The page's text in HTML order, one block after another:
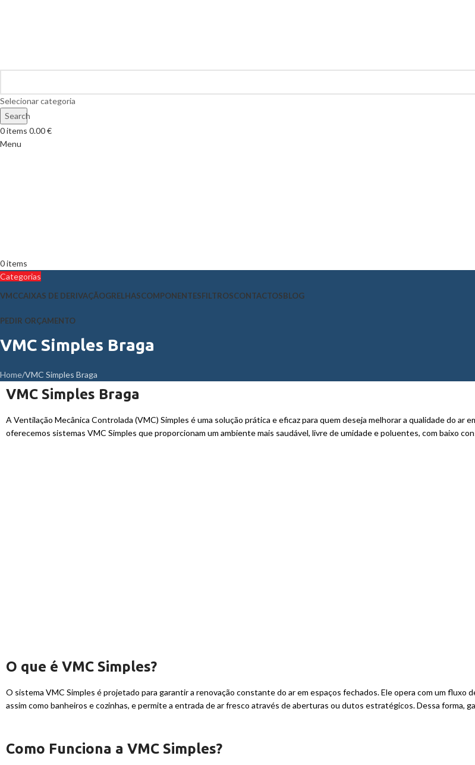
Selecionar categoria
Search
0items 0.00€
Menu
0items
Categorias
VMCCAIXAS DE DERIVAÇÃOGRELHASCOMPONENTESFILTROSCONTACTOSBLOG
PEDIR ORÇAMENTO
VMC Simples Braga
Home VMC Simples Braga
VMC Simples Braga
A Ventilação Mecânica Controlada (VMC) Simples é uma solução prática e eficaz para quem deseja melhorar a qualidade do ar
oferecemos sistemas VMC Simples que proporcionam um ambiente mais saudável, livre de umidade e poluentes, com baixo
O que é VMC Simples?
O sistema VMC Simples é projetado para garantir a renovação constante do ar em espaços fechados. Ele opera com um fluxo
assim como banheiros e cozinhas, e permite a entrada de ar fresco através de aberturas ou dutos estratégicos. Dessa forma,
Como Funciona a VMC Simples?